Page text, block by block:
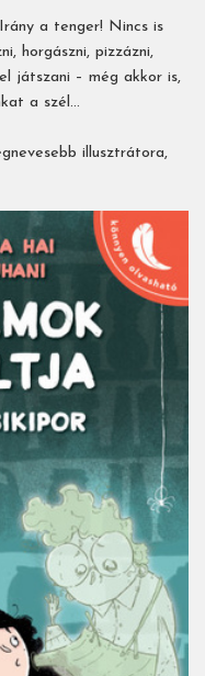
a tenger! Nincs is
horgászni, pizzázni,
játszani – még akkor is,
a szél…
illusztrátora,